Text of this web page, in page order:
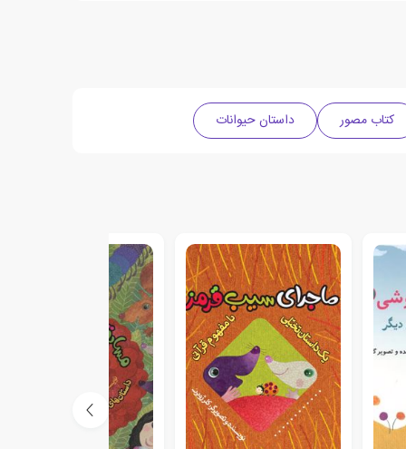
کتاب مصور داستان حیوانات